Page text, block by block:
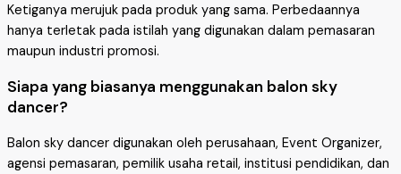
Ketiganya merujuk pada produk yang sama. Perbedaannya
hanya terletak pada istilah yang digunakan dalam pemasaran
maupun industri promosi.
Siapa yang biasanya menggunakan balon sky
dancer?
Balon sky dancer digunakan oleh perusahaan, Event Organizer,
agensi pemasaran, pemilik usaha retail, institusi pendidikan, dan